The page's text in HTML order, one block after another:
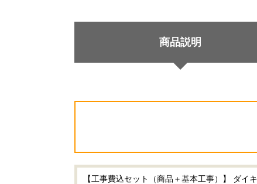
商品説明
【工事費込セット（商品＋基本工事）】 ダ